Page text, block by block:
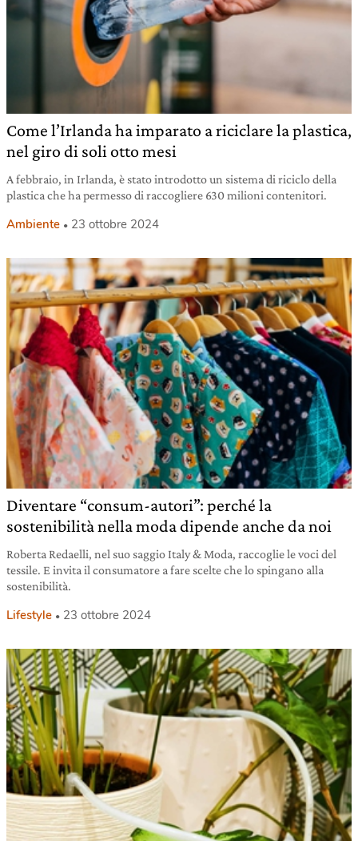
Come l’Irlanda ha imparato a riciclare la plastica,
nel giro di soli otto mesi
A febbraio, in Irlanda, è stato introdotto un sistema di riciclo della
plastica che ha permesso di raccogliere 630 milioni contenitori.
Ambiente 23 ottobre 2024
Diventare “consum-autori”: perché la
sostenibilità nella moda dipende anche da noi
Roberta Redaelli, nel suo saggio Italy & Moda, raccoglie le voci del
tessile. E invita il consumatore a fare scelte che lo spingano alla
sostenibilità.
Lifestyle 23 ottobre 2024